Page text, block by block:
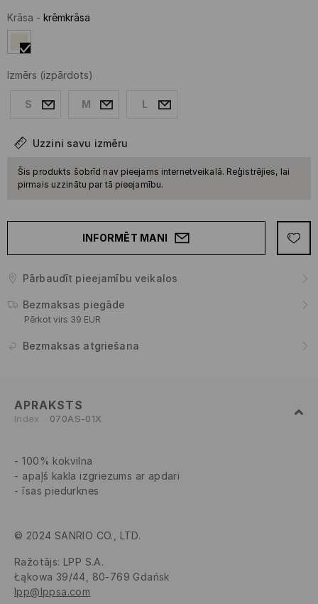
Krāsa - krēmkrāsa
Izmērs (izpārdots)
S M L
Uzzini savu izmēru
Šis produkts šobrīd nav pieejams internetveikalā. Reģistrējies, lai
pirmais uzzinātu par tā pieejamību.
INFORMĒT MANI
Pārbaudīt pieejamību veikalos
Bezmaksas piegāde
Pērkot virs 39 EUR
Bezmaksas atgriešana
APRAKSTS
Index 070AS-01X
100% kokvilna
apaļš kakla izgriezums ar apdari
īsas piedurknes
© 2024 SANRIO CO., LTD.
Ražotājs: LPP S.A.
Łąkowa 39/44, 80-769 Gdańsk
lpp@lppsa.com